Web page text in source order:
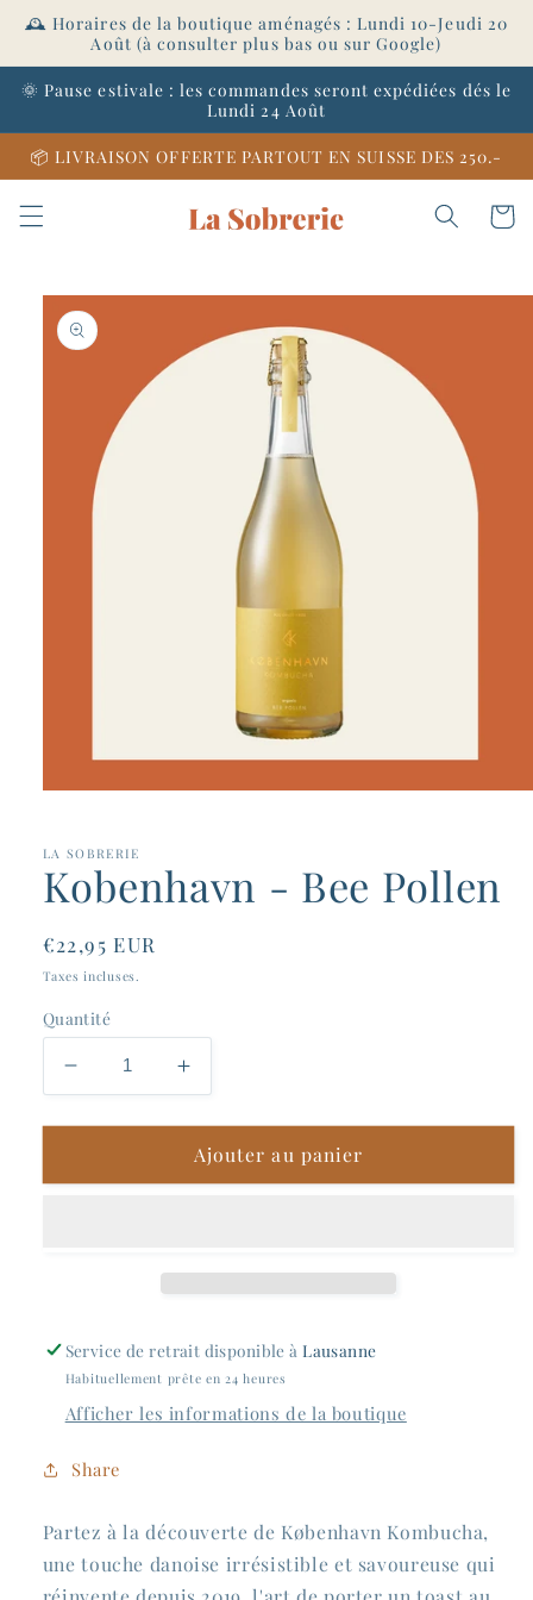
passer
contenu
🕰️ Horaires de la boutique aménagés : Lundi 10-Jeudi 20
Août (à consulter plus bas ou sur Google)
🌞 Pause estivale : les commandes seront expédiées dés le
Lundi 24 Août
📦 LIVRAISON OFFERTE PARTOUT EN SUISSE DES 250.-
Panier
Passer aux
informations
produits
1
dans
une
fenêtre
LA SOBRERIE
Kobenhavn - Bee Pollen
Prix
habituel
€22,95 EUR
Taxes incluses.
Quantité
Réduire
la
quantité
Kobenhavn
Augmenter
la
quantité
de
Kobenhavn
Ajouter au panier
Service de retrait disponible àLausanne
Habituellement prête en 24 heures
Afficher les informations de la boutique
Share
Partez à la découverte de København Kombucha,
une touche danoise irrésistible et savoureuse qui